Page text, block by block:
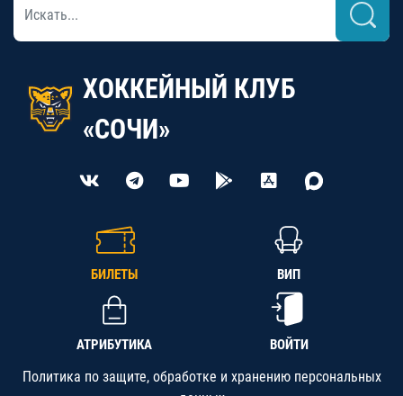
ХОККЕЙНЫЙ КЛУБ
«СОЧИ»
БИЛЕТЫ ВИП
АТРИБУТИКА ВОЙТИ
Политика по защите, обработке и хранению персональных